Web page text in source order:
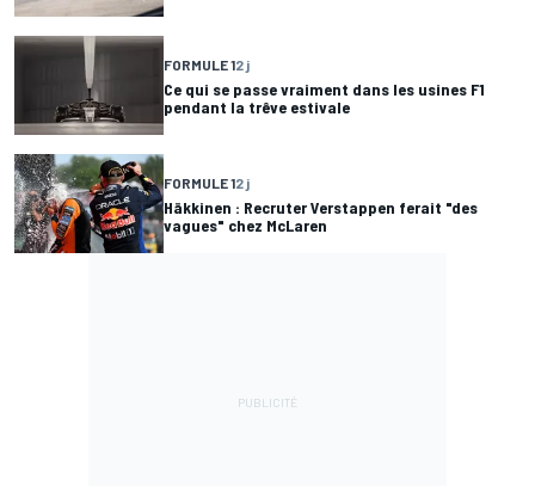
FORMULE 12 j
Ce qui se passe vraiment dans les usines F1
pendant la trêve estivale
FORMULE 12 j
Häkkinen : Recruter Verstappen ferait "des
vagues" chez McLaren